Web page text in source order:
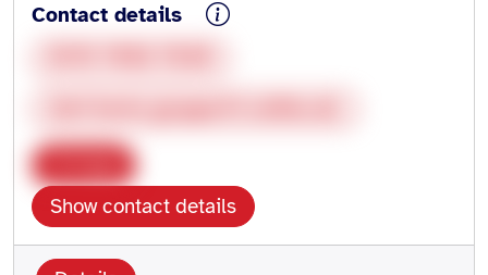
Contact details
Show contact details